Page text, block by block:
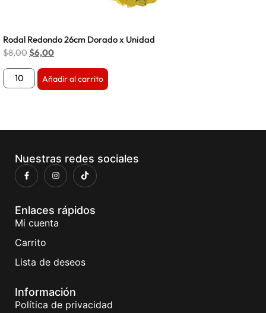
Rodal Redondo 26cm Dorado x Unidad
$8,00$6,00
Añadir al carrito
Nuestras redes sociales
Enlaces rápidos
Mi cuenta
Carrito
Lista de deseos
Información
Política de privacidad